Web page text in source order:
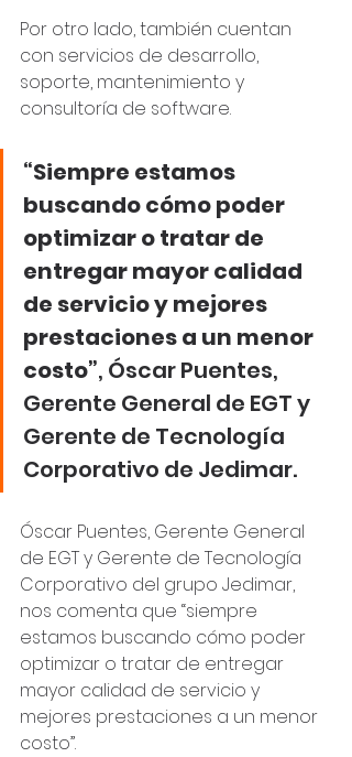
Por otro lado, también cuentan
con servicios de desarrollo,
soporte, mantenimiento y
consultoría de software.
“Siempre estamos
buscando cómo poder
optimizar o tratar de
entregar mayor calidad
de servicio y mejores
prestaciones a un menor
costo”, Óscar Puentes,
Gerente General de EGT y
Gerente de Tecnología
Corporativo de Jedimar.
Óscar Puentes, Gerente General
de EGT y Gerente de Tecnología
Corporativo del grupo Jedimar,
nos comenta que “siempre
estamos buscando cómo poder
optimizar o tratar de entregar
mayor calidad de servicio y
mejores prestaciones a un menor
costo”.